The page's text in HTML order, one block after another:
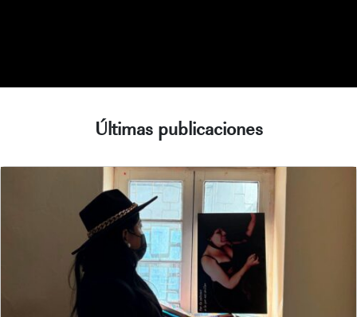
Últimas publicaciones